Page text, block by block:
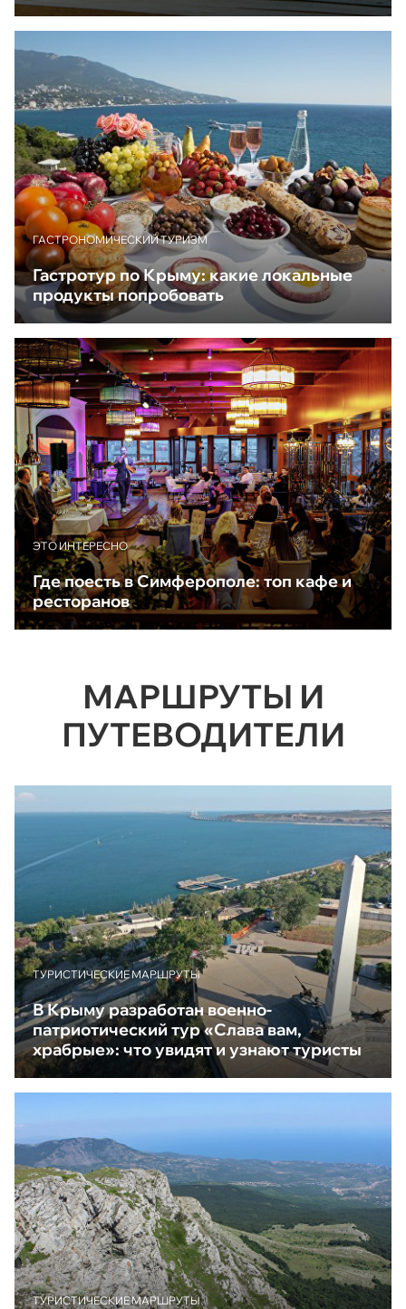
ГАСТРОНОМИЧЕСКИЙ ТУРИЗМ
Гастротур по Крыму: какие локальные
продукты попробовать
ЭТО ИНТЕРЕСНО
Где поесть в Симферополе: топ кафе и
ресторанов
МАРШРУТЫ И
ПУТЕВОДИТЕЛИ
ТУРИСТИЧЕСКИЕ МАРШРУТЫ
В Крыму разработан военно-
патриотический тур «Слава вам,
храбрые»: что увидят и узнают туристы
ТУРИСТИЧЕСКИЕ МАРШРУТЫ